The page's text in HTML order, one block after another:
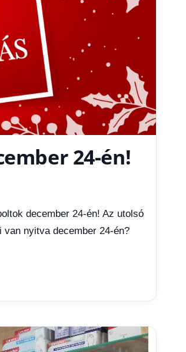
24-én!
december 24-én! Az utolsó
nyitva december 24-én?